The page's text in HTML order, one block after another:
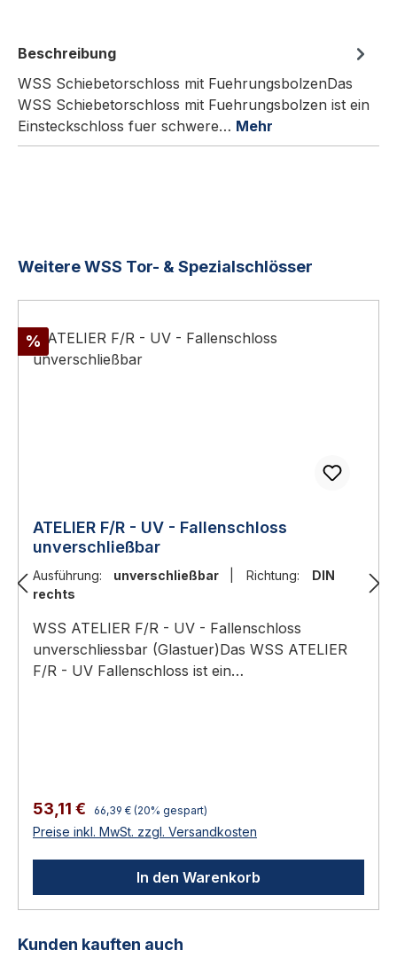
Beschreibung
WSS Schiebetorschloss mit FuehrungsbolzenDas
WSS Schiebetorschloss mit Fuehrungsbolzen ist ein
Einsteckschloss fuer schwere… Mehr
Produktgalerie überspringen
Weitere WSS Tor- & Spezialschlösser
Rabatt
%
ATELIER F/R - UV - Fallenschloss
unverschließbar
Ausführung: unverschließbar Richtung: DIN
rechts
WSS ATELIER F/R - UV - Fallenschloss
unverschliessbar (Glastuer)Das WSS ATELIER
F/R - UV Fallenschloss ist ein
(SALE)Unverschliessbar (UV): reines
Fallenschloss ohne RiegelFuer Tuerdruecker mit
Ansatzfuehrung (ohne
Rosetten)Geraeuschhemmende KS-Innenteile
fuer leisen LaufFuer 8 (10) mm Glas, Falztiefe 24
(26) mm, DIN links/rechtsTechnische
WerkstoffSchlosstypGlastuer-Fallenschloss
Verkaufspreis:
53,11 € Regulärer Preis:
66,39 € (20% gespart)
Preise inkl. MwSt. zzgl. Versandkosten
In den Warenkorb
Produktgalerie überspringen
Kunden kauften auch